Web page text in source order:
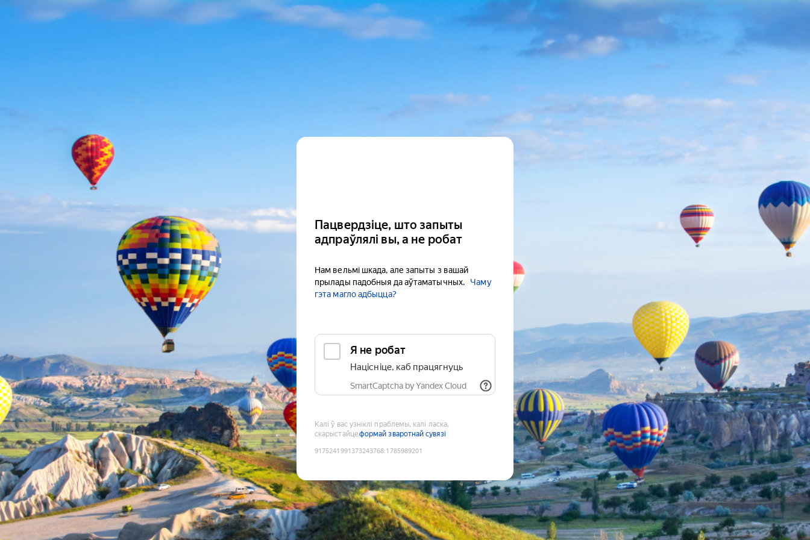
Пацвердзіце, што запыты
адпраўлялі вы, а не робат
Нам вельмі шкада, але запыты з вашай
прылады падобныя да аўтаматычных.
Чаму
гэта магло адбыцца?
Я не робат
Націсніце, каб працягнуць
SmartCaptcha by Yandex Cloud
Калі ў вас узніклі праблемы, калі ласка,
скарыстайцеформай зваротнай сувязі
9175241991373243768:1785989201